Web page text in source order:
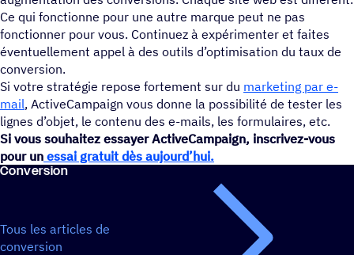
Ce qui fonctionne pour une autre marque peut ne pas
fonctionner pour vous. Continuez à expérimenter et faites
éventuellement appel à des outils d’optimisation du taux de
conversion.
Si votre stratégie repose fortement sur du marketing par e-
mail, ActiveCampaign vous donne la possibilité de tester les
lignes d’objet, le contenu des e-mails, les formulaires, etc.
Si vous souhaitez essayer ActiveCampaign, inscrivez-vous
pour un essai gratuit dès aujourd’hui.
Conver­sion
Tous les articles de
conversion